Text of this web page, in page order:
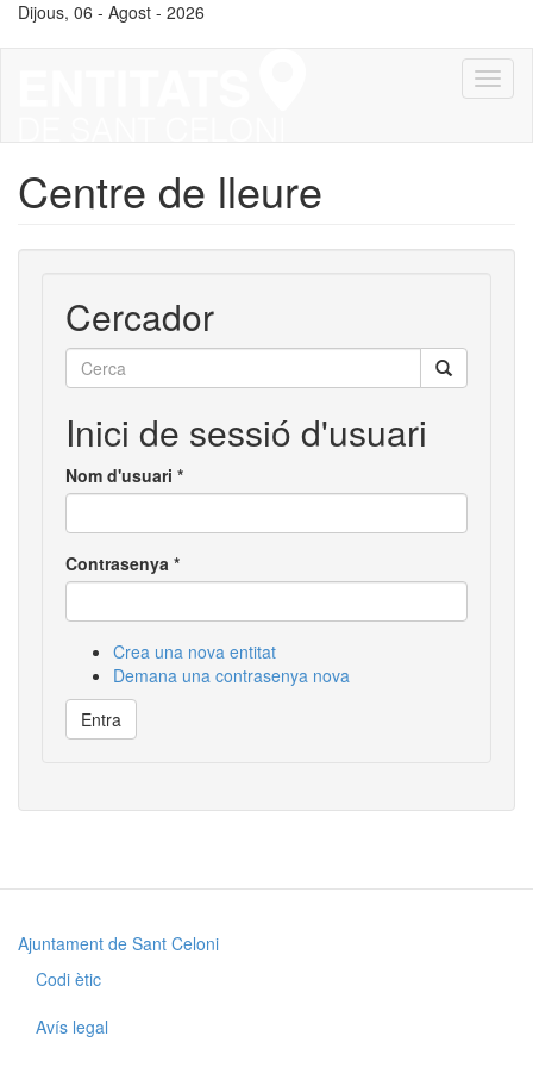
VésDijous, 06 - Agost - 2026
Centre de lleure
Cercador
Inici de sessió d'usuari
Nom d'usuari *
Contrasenya *
Crea una nova entitat
Demana una contrasenya nova
Entra
Ajuntament de Sant Celoni
Codi ètic
Avís legal